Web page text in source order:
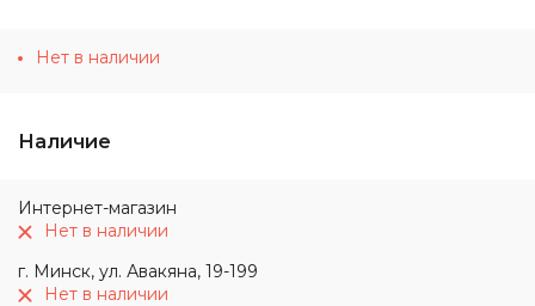
Нет в наличии
Наличие
Интернет-магазин
Нет в наличии
г. Минск, ул. Авакяна, 19-199
Нет в наличии